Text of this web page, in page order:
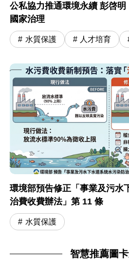
公私協力推通環境永續 彭啓明
國家治理
水質保護 人才培育
環境部預告修正「事業及污水
治費收費辦法」第 11 條
水質保護
智慧推薦圖